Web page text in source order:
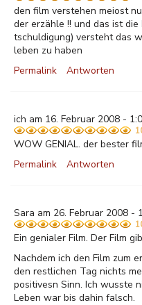
den film verstehen meiost
der erzähle !! und das ist
tschuldigung) versteht das
leben zu haben
Permalink
Antworten
ich am 16. Februar 2008 -
WOW GENIAL. der bester
Permalink
Antworten
Sara am 26. Februar 2008 -
Ein genialer Film. Der Film
Nachdem ich den Film zum
den restlichen Tag nichts
positivesn Sinn. Ich wusste
Leben war bis dahin falsch.